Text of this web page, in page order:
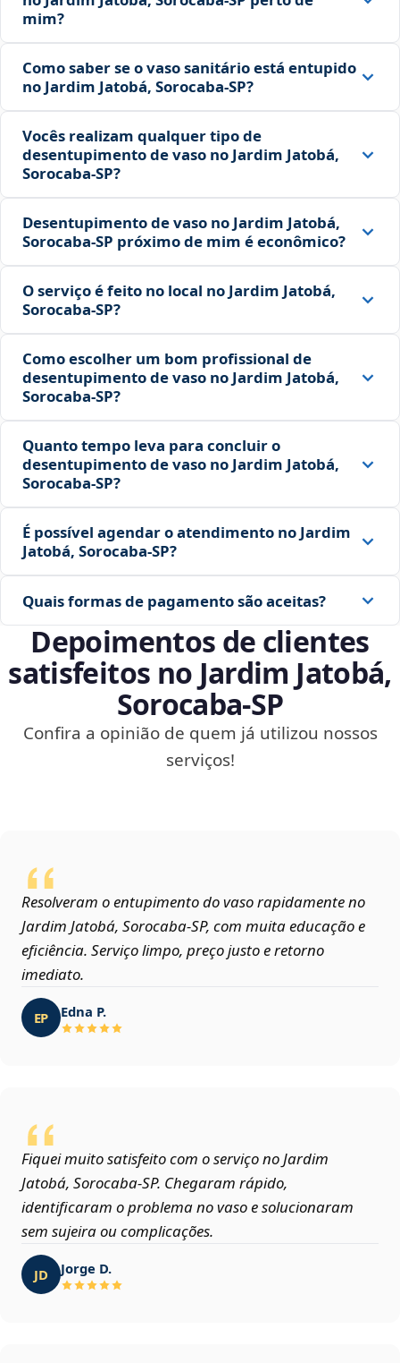
mim?
Como saber se o vaso sanitário está entupido
no Jardim Jatobá, Sorocaba‑SP?
Vocês realizam qualquer tipo de
desentupimento de vaso no Jardim Jatobá,
Sorocaba‑SP?
Desentupimento de vaso no Jardim Jatobá,
Sorocaba‑SP próximo de mim é econômico?
O serviço é feito no local no Jardim Jatobá,
Sorocaba‑SP?
Como escolher um bom profissional de
desentupimento de vaso no Jardim Jatobá,
Sorocaba‑SP?
Quanto tempo leva para concluir o
desentupimento de vaso no Jardim Jatobá,
Sorocaba‑SP?
É possível agendar o atendimento no Jardim
Jatobá, Sorocaba‑SP?
Quais formas de pagamento são aceitas?
Depoimentos de clientes
satisfeitos no Jardim Jatobá,
Sorocaba‑SP
Confira a opinião de quem já utilizou nossos
serviços!
Resolveram o entupimento do vaso rapidamente no
Jardim Jatobá, Sorocaba‑SP, com muita educação e
eficiência. Serviço limpo, preço justo e retorno
imediato.
EP Edna P.
Fiquei muito satisfeito com o serviço no Jardim
Jatobá, Sorocaba‑SP. Chegaram rápido,
identificaram o problema no vaso e solucionaram
sem sujeira ou complicações.
JD Jorge D.